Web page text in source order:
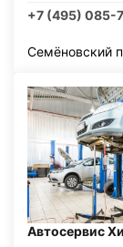
+7 (495) 085-
Семёновский
Автосервис